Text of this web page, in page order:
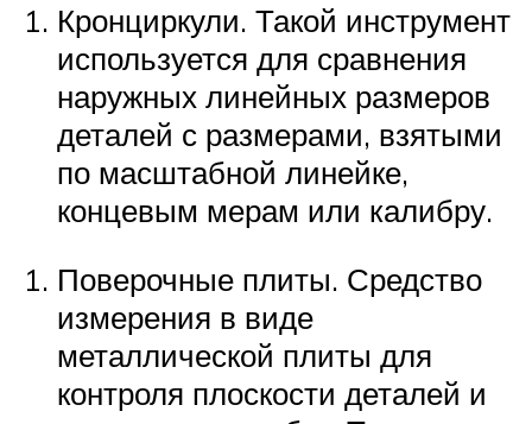
Кронциркули. Такой инструмент
используется для сравнения
наружных линейных размеров
деталей с размерами, взятыми
по масштабной линейке,
концевым мерам или калибру.
Поверочные плиты. Средство
измерения в виде
металлической плиты для
контроля плоскости деталей и